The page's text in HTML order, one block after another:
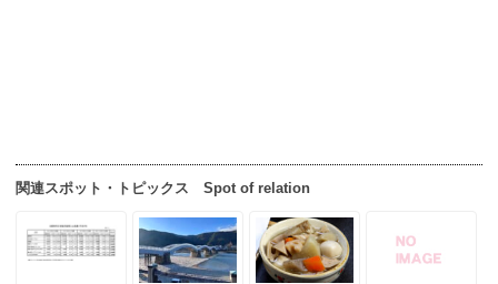
関連スポット・トピックス Spot of relation